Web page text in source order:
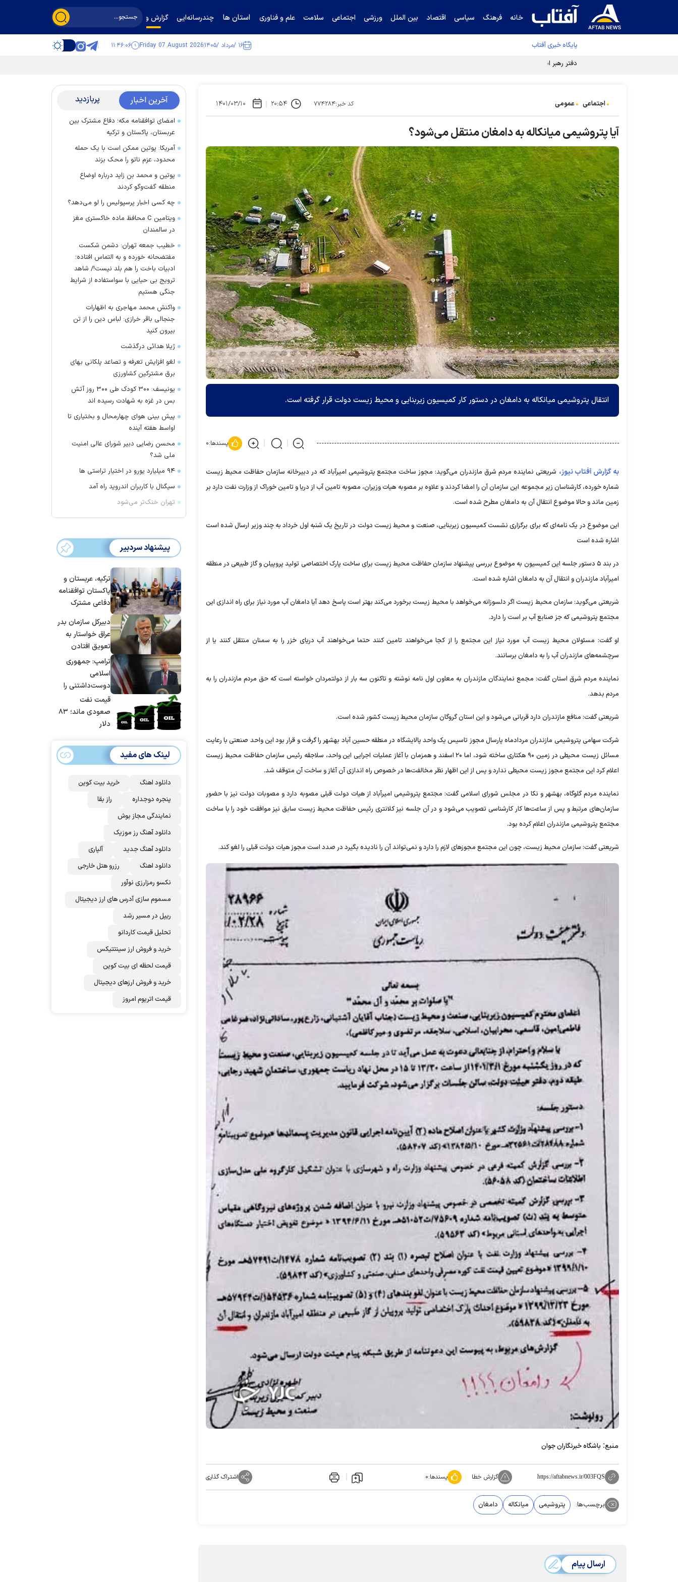
خانه فرهنگ سیاسی اقتصاد بین الملل ورزشی اجتماعی سلامت علم و فناوری استان ها چندرسانه‌ایی گزارش و گفت‌وگو
پایگاه خبری آفتاب ۱۶ /مرداد /۱۴۰۵ Friday 07 August 2026 ۱۱:۴۶:۰۸
دفتر رهبر انقلاب ادعای خرازی درباره پزشکیان را تکذیب کرد
اجتماعی عمومی کد خبر:۷۷۴۲۸۴ ۲۰:۵۴ ۱۴۰۱/۰۳/۱۰
آیا پتروشیمی میانکاله به دامغان منتقل می‌شود؟
انتقال پتروشیمی میانکاله به دامغان در دستور کار کمیسیون زیربنایی و محیط زیست دولت قرار گرفته است.
پسندها:۰
به گزارش آفتاب نیوز، شریعتی نماینده مردم شرق مازندران می‌گوید: مجوز ساخت مجتمع پتروشیمی امیرآباد که در دبیرخانه سازمان حفاظت محیط زیست
شماره خورده، کارشناسان زیر مجموعه این سازمان آن را امضا کردند و علاوه بر مصوبه هیات وزیران، مصوبه تامین آب از دریا و تامین خوراک از وزارت نفت دارد بر
زمین ماند و حالا موضوع انتقال آن به دامغان مطرح شده است.
این موضوع در یک نامه‌ای که برای برگزاری نشست کمیسیون زیربنایی، صنعت و محیط زیست دولت در تاریخ یک شنبه اول خرداد به چند وزیر ارسال شده است
اشاره شده است
در بند ۵ دستور جلسه این کمیسیون به موضوع بررسی پیشنهاد سازمان حفاظت محیط زیست برای ساخت پارک اختصاصی تولید پروپیلن و گاز طبیعی در منطقه
امیرآباد مازندران و انتقال آن به دامغان اشاره شده است.
شریعتی می‌گوید: سازمان محیط زیست اگر دلسوزانه می‌خواهد با محیط زیست برخورد می‌کند بهتر است پاسخ دهد آیا دامغان آب مورد نیاز برای راه اندازی این
مجتمع پتروشیمی که جز صنابع آب بر است را دارد.
او گفت: مسئولان محیط زیست آب مورد نیاز این مجتمع را از کجا می‌خواهند تامین کنند حتما می‌خواهند آب دریای خزر را به سمنان منتقل کنند یا از
سرچشمه‌های مازندران آب را به دامغان برسانند.
نماینده مردم شرق استان گفت: مجمع نمایندگان مازندران به معاون اول نامه نوشته و تاکنون سه بار از دولتمردان خواسته است که حق مردم مازندران را به
مردم بدهد.
شریعتی گفت: منافع مازندران دارد قربانی می‌شود و این استان گروگان سازمان محیط زیست کشور شده است.
شرکت سهامی پتروشیمی مازندران مردادماه پارسال مجوز تاسیس یک واحد پالایشگاه در منطقه حسین آباد بهشهر را گرفت و قرار بود این واحد صنعتی با رعایت
مسائل زیست محیطی در زمین ۹۰ هکتاری ساخته شود، اما ۲۰ اسفند و همزمان با آغاز عملیات اجرایی این واحد، سلاجقه رئیس سازمان حفاظت محیط زیست
اعلام کرد این مجتمع مجوز زیست محیطی ندارد و پس از این اظهار نظر مخالفت‌ها در خصوص راه اندازی آن آغاز و ساخت آن متوقف شد.
نماینده مردم گلوگاه، بهشهر و نکا در مجلس شورای اسلامی گفت: مجتمع پتروشیمی امیرآباد از هیات دولت قبلی مصوبه دارد و مصوبات دولت نیز با حضور
سازمان‌های مرتبط و پس از ساعت‌ها کار کارشناسی تصویب می‌شود و در آن جلسه نیز کلانتری رئیس حفاظت محیط زیست سابق نیز موافقت خود را با ساخت
مجتمع پتروشیمی مازندران اعلام کرده بود.
شریعتی گفت: سازمان محیط زیست، چون این مجتمع مجوز‌های لازم را دارد و نمی‌تواند آن را نادیده بگیرد در صدد است مجوز هیات دولت قبلی را لغو کند.
منبع: باشگاه خبرنگاران جوان
https://aftabnews.ir/003FQS گزارش خطا پسندها:۰ اشتراک گذاری
برچسب‌ها: پتروشیمی میانکاله دامغان
ارسال پیام
آخرین اخبار پربازدید
امضای توافقنامه مکه؛ دفاع مشترک بین
عربستان، پاکستان و ترکیه
آمریکا: پوتین ممکن است با یک حمله
محدود، عزم ناتو را محک بزند
پوتین و محمد بن زاید درباره اوضاع
منطقه گفت‌وگو کردند
چه کسی اخبار پرسپولیس را لو می‌دهد؟
ویتامین C محافظ ماده خاکستری مغز
در سالمندان
خطیب جمعه تهران: دشمن شکست
مفتضحانه خورده و به التماس افتاده؛
ادبیات باخت را هم بلد نیست!/ شاهد
ترویج بی حیایی با سواستفاده از شرایط
جنگی هستیم
واکنش محمد مهاجری به اظهارات
جنجالی باقر خرازی: لباس دین را از تن
بیرون کنید
ژیلا هدائی درگذشت
لغو افزایش تعرفه و تصاعد پلکانی بهای
برق مشترکین کشاورزی
یونیسف: ۳۰۰ کودک طی ۳۰۰ روز آتش
بس در غزه به شهادت رسیده اند
پیش بینی هوای چهارمحال و بختیاری تا
اواسط هفته آینده
محسن رضایی دبیر شورای عالی امنیت
ملی شد؟
۹۴ میلیارد یورو در اختیار تراستی ها
سیگنال با کاربران اندروید راه آمد
تهران خنک‌تر می‌شود
پیشنهاد سردبیر
ترکیه، عربستان و
پاکستان توافقنامه
دفاعی مشترک
دبیرکل سازمان بدر
عراق خواستار به
تعویق افتادن
پاسخ به حمله
عربستان و آمریکا
شد
ترامپ: جمهوری
اسلامی
دوست‌داشتنی را
حسابی می‌کوبیم |
برای بزرگ‌ترین
حمله آماده بودیم
است، درست
است؟
قیمت نفت
صعودی ماند؛ ۸۳
دلار
لینک های مفید
دانلود اهنگ
خرید بیت کوین
پنجره دوجداره
راز بقا
نمایندگی مجاز بوش
دانلود آهنگ رز‌ موزیک
دانلود آهنگ جدید
آلپاری
دانلود اهنگ
رزرو هتل خارجی
نکسو رمزارزی نوآور
مسموم سازی آدرس های ارز دیجیتال
ریپل در مسیر رشد
تحلیل قیمت کاردانو
خرید و فروش ارز سینتتیکس
قیمت لحظه ای بیت کوین
خرید و فروش ارزهای دیجیتال
قیمت اتریوم امروز